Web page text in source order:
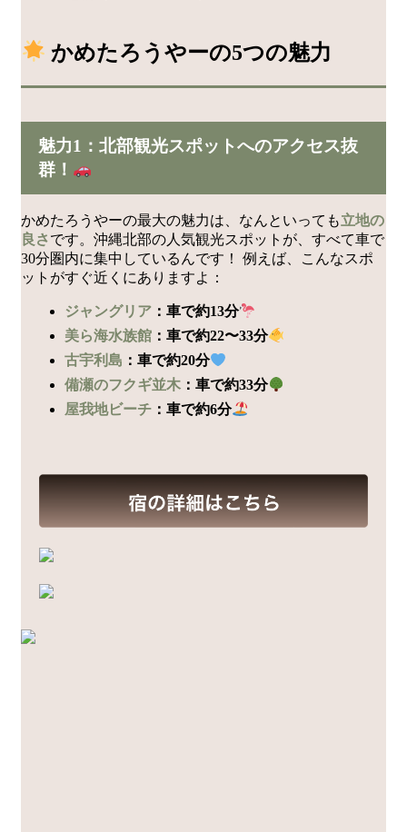
かめたろうやーの5つの魅力
魅力1：北部観光スポットへのアクセス抜
群！
かめたろうやーの最大の魅力は、なんといっても立地の
良さです。沖縄北部の人気観光スポットが、すべて車で
30分圏内に集中しているんです！ 例えば、こんなスポ
ットがすぐ近くにありますよ：
ジャングリア ：車で約13分
美ら海水族館 ：車で約22〜33分
古宇利島 ：車で約20分
備瀬のフクギ並木 ：車で約33分
屋我地ビーチ ：車で約6分